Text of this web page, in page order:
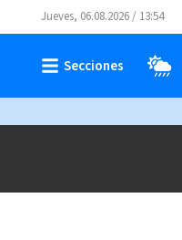
Jueves, 06.08.2026 / 13:54